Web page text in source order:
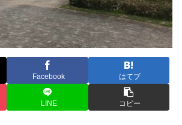
Facebook はてブ
LINE コピー